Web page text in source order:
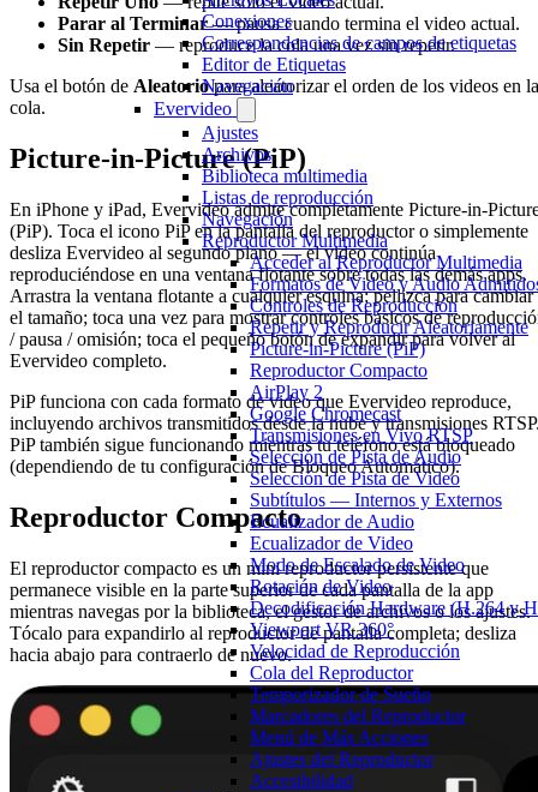
Conexiones
Correspondencias de campos de etiquetas
Editor de Etiquetas
Navegación
Evervideo
Ajustes
Archivos
Biblioteca multimedia
Listas de reproducción
Navegación
Reproductor Multimedia
Acceder al Reproductor Multimedia
Formatos de Video y Audio
Controles de Reproducción
Repetir y Reproducir Aleatoriamente
Picture-in-Picture (PiP)
Reproductor Compacto
AirPlay 2
Google Chromecast
Transmisiones en Vivo RTSP
Selección de Pista de Audio
Selección de Pista de Video
Subtítulos — Internos y Externos
Ecualizador de Audio
Ecualizador de Video
Modo de Escalado de Video
Rotación de Video
Decodificación Hardware (H.264 y
Viewport VR 360°
Velocidad de Reproducción
Cola del Reproductor
Temporizador de Sueño
Marcadores del Reproductor
Menú de Más Acciones
Ajustes del Reproductor
Accesibilidad
Parar al Terminar— pausa cuando termina el video actual.
Sin Repetir — reproduce la cola una vez sin repetir.
Usa el botón de Aleatoriopara aleatorizar el orden de los videos en la
cola.
Picture-in-Picture (PiP)
En iPhone y iPad, Evervideo admite completamente Picture-in-
(PiP). Toca el icono PiP en la pantalla del reproductor o simplemente
desliza Evervideo al segundo plano — el video continúa
reproduciéndose en una ventana flotante sobre todas las demás apps.
Arrastra la ventana flotante a cualquier esquina; pellizca para cambiar
el tamaño; toca una vez para mostrar controles básicos de
/ pausa / omisión; toca el pequeño botón de expandir para volver al
Evervideo completo.
PiP funciona con cada formato de video que Evervideo reproduce,
incluyendo archivos transmitidos desde la nube y transmisiones
PiP también sigue funcionando mientras tu teléfono está bloqueado
(dependiendo de tu configuración de Bloqueo Automático).
Reproductor Compacto
El reproductor compacto es un mini reproductor persistente que
permanece visible en la parte superior de cada pantalla de la app
mientras navegas por la biblioteca, el gestor de archivos o los ajustes.
Tócalo para expandirlo al reproductor de pantalla completa; desliza
hacia abajo para contraerlo de nuevo.